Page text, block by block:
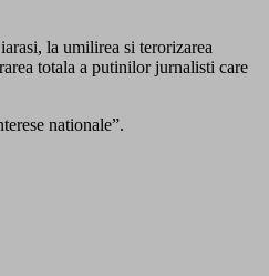
la umilirea si terorizarea
totala a putinilor jurnalisti care
nationale”.